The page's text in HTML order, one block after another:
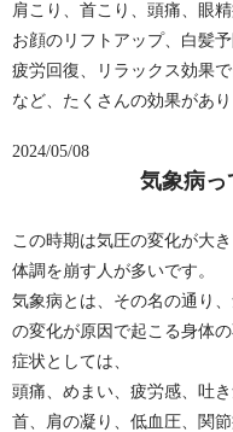
肩こり、首こり、頭痛、眼
お顔のリフトアップ、白髪予
疲労回復、リラックス効果
など、たくさんの効果があり
2024/05/08
気象病っ
この時期は気圧の変化が大き
体調を崩す人が多いです。
気象病とは、その名の通り
の変化が原因で起こる身体の
症状としては、
頭痛、めまい、疲労感、吐き
首、肩の凝り、低血圧、関節